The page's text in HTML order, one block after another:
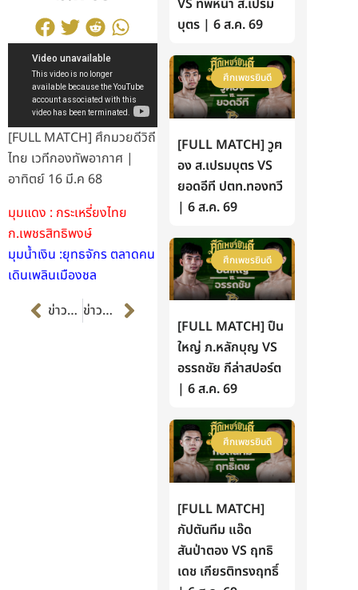
[FULL MATCH] ศึกมวยดีวิถี
ไทย เวทีกองทัพอากาศ |
อาทิตย์ 16 มี.ค 68
มุมแดง : กระเหรี่ยงไทย
ก.เพชรสิทธิพงษ์
มุมน้ำเงิน :ยุทธจักร ตลาดคน
เดินเพลินเมืองชล
Prevข่าวก่อนหน้า ข่าวต่อไป Next
VS ทัพหน้า ส.เปรม
บุตร | 6 ส.ค. 69
ศึกเพชรยินดี
[FULL MATCH] วูฅ
อง ส.เปรมบุตร VS
ยอดอีที ปตท.ทองทวี
| 6 ส.ค. 69
ศึกเพชรยินดี
[FULL MATCH] ปืน
ใหญ่ ภ.หลักบุญ VS
อรรถชัย กีล่าสปอร์ต
| 6 ส.ค. 69
ศึกเพชรยินดี
[FULL MATCH]
กัปตันทีม แอ๊ด
สันป่าตอง VS ฤทธิ
เดช เกียรติทรงฤทธิ์